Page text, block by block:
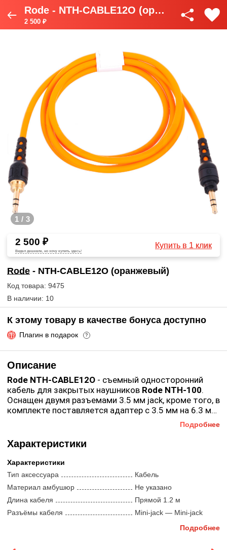
Rode - NTH-CABLE12O (оранжевый)
2 500 ₽
1 / 3
2 500 ₽
Видел дешевле, но хочу купить здесь!
Купить в 1 клик
Rode - NTH-CABLE12O (оранжевый)
Код товара: 9475
В наличии: 10
К этому товару в качестве бонуса доступно
Плагин в подарок ?
Описание
Rode NTH-CABLE12О - съемный односторонний
кабель для закрытых наушников Rode NTH-100.
Оснащен двумя разъемами 3.5 мм jack, кроме того, в
комплекте поставляется адаптер с 3.5 мм на 6.3 мм.
На одном конце кабеля фиксирующий разъем,
который надежно крепится к одной из чашек для
уха. Длина составляет 120 см. Выполнен в
оранжевом цвете.
Подробнее
Характеристики
Характеристики
Тип аксессуара
Кабель
Материал амбушюр
Не указано
Длина кабеля
Прямой 1.2 м
Разъёмы кабеля
Mini-jack — Mini-jack
Подробнее